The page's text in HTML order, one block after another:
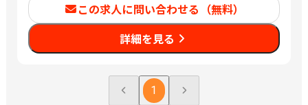
福島県福島市西中央4-91-2 積水ハウス
建設東北(株)福島事務所2F 福島県いわき
市平上荒川字長尾32-1 栃木県宇都宮市
簗瀬町2376 栃木県小山市東城南2-37-8
茨城県水戸市元吉田町963-3 茨城県つく
ば市研究学園５丁目2-4 サンライズビル
この求人に問い合わせる（無料）
詳細を見る
1